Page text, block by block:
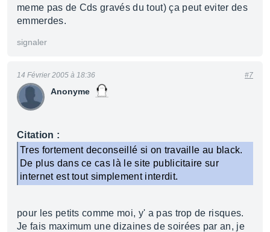
meme pas de Cds gravés du tout) ça peut eviter des
emmerdes.
signaler
Anonyme
14 Février 2005 à 18:36 #7
Citation :
Tres fortement deconseillé si on travaille au black.
De plus dans ce cas là le site publicitaire sur
internet est tout simplement interdit.
pour les petits comme moi, y' a pas trop de risques.
Je fais maximum une dizaines de soirées par an, je